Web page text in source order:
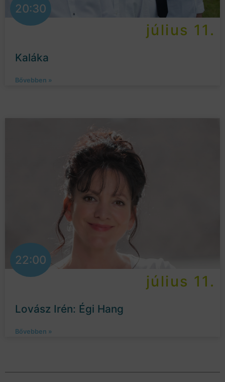
20:30
július 11.
Kaláka
Bővebben »
22:00
július 11.
Lovász Irén: Égi Hang
Bővebben »